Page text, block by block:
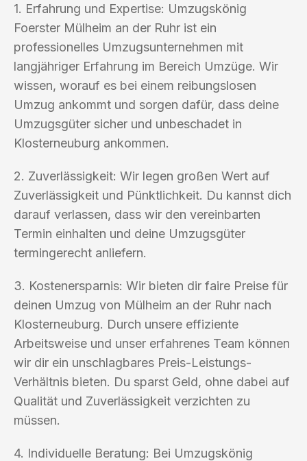
1. Erfahrung und Expertise: Umzugskönig
Foerster Mülheim an der Ruhr ist ein
professionelles Umzugsunternehmen mit
langjähriger Erfahrung im Bereich Umzüge. Wir
wissen, worauf es bei einem reibungslosen
Umzug ankommt und sorgen dafür, dass deine
Umzugsgüter sicher und unbeschadet in
Klosterneuburg ankommen.
2. Zuverlässigkeit: Wir legen großen Wert auf
Zuverlässigkeit und Pünktlichkeit. Du kannst dich
darauf verlassen, dass wir den vereinbarten
Termin einhalten und deine Umzugsgüter
termingerecht anliefern.
3. Kostenersparnis: Wir bieten dir faire Preise für
deinen Umzug von Mülheim an der Ruhr nach
Klosterneuburg. Durch unsere effiziente
Arbeitsweise und unser erfahrenes Team können
wir dir ein unschlagbares Preis-Leistungs-
Verhältnis bieten. Du sparst Geld, ohne dabei auf
Qualität und Zuverlässigkeit verzichten zu
müssen.
4. Individuelle Beratung: Bei Umzugskönig